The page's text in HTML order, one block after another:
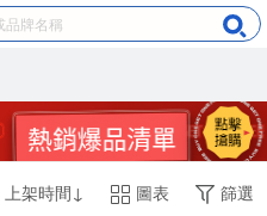
上架時間↓ 圖表 篩選